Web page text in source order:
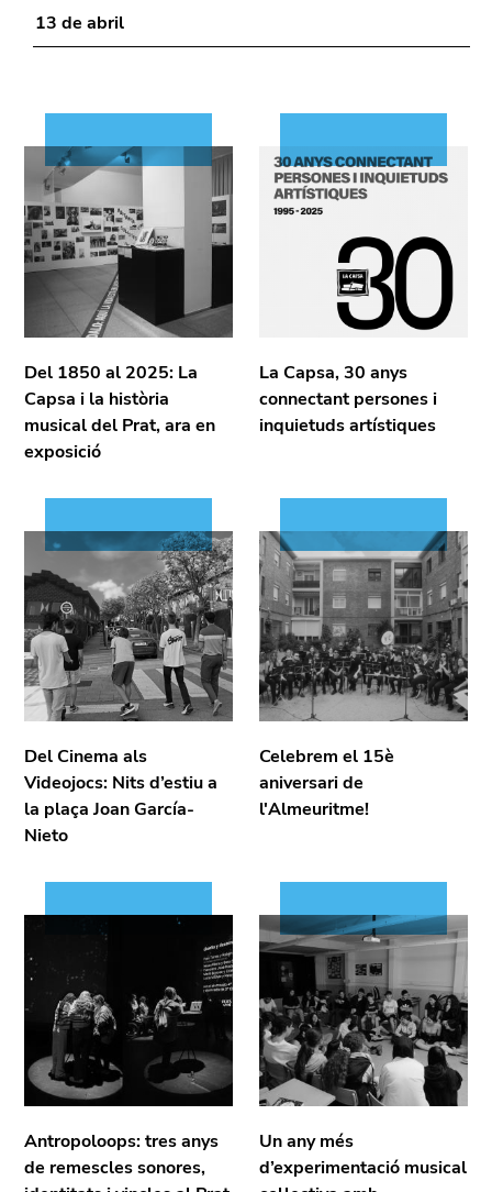
13 de abril
Del 1850 al 2025: La
Capsa i la història
musical del Prat, ara en
exposició
La Capsa, 30 anys
connectant persones i
inquietuds artístiques
Del Cinema als
Videojocs: Nits d’estiu a
la plaça Joan García-
Nieto
Celebrem el 15è
aniversari de
l'Almeuritme!
Antropoloops: tres anys
de remescles sonores,
Un any més
d’experimentació musical